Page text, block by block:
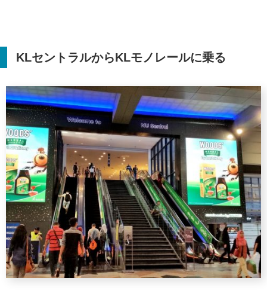
KLセントラルからKLモノレールに乗る